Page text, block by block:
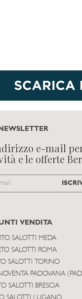
NEWSLETTER
e-mail
e le offerte
Email
VENDITA
SALOTTI MEDA
SALOTTI ROMA
SALOTTI TORINO
PADOVANA
SALOTTI BRESCIA